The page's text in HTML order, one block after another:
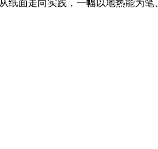
面走向实践，一幅以地热能为笔